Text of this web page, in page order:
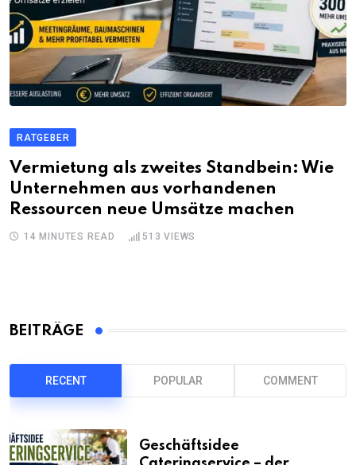
RATGEBER
Vermietung als zweites Standbein: Wie
Unternehmen aus vorhandenen
Ressourcen neue Umsätze machen
14 MINUTES READ 513 VIEWS
BEITRÄGE
RECENT POPULAR COMMENT
Geschäftsidee